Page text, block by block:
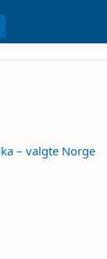
– valgte Norge